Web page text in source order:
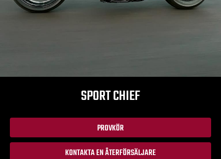
SPORT CHIEF
PROVKÖR
KONTAKTA EN ÅTERFÖRSÄLJARE